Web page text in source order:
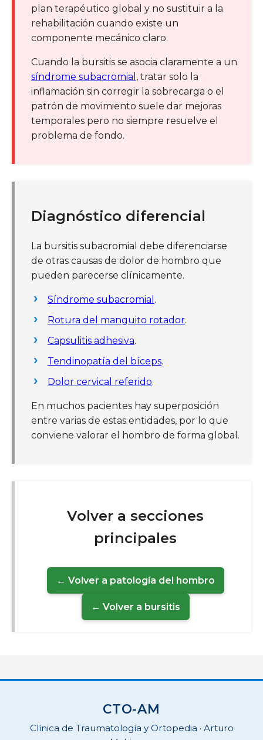
plan terapéutico global y no sustituir a la
rehabilitación cuando existe un
componente mecánico claro.
Cuando la bursitis se asocia claramente a un
síndrome subacromial , tratar solo la
inflamación sin corregir la sobrecarga o el
patrón de movimiento suele dar mejoras
temporales pero no siempre resuelve el
problema de fondo.
Diagnóstico diferencial
La bursitis subacromial debe diferenciarse
de otras causas de dolor de hombro que
pueden parecerse clínicamente.
Síndrome subacromial .
Rotura del manguito rotador.
Capsulitis adhesiva.
Tendinopatía del bíceps.
Dolor cervical referido.
En muchos pacientes hay superposición
entre varias de estas entidades, por lo que
conviene valorar el hombro de forma global.
Volver a secciones
principales
← Volver a patología del hombro
← Volver a bursitis
CTO-AM
Clínica de Traumatología y Ortopedia · Arturo